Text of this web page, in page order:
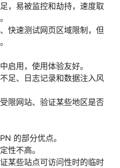
，易被监控和劫持，速度取
快速测试网页区域限制，但
启用，使用体验友好。
足、日志记录和数据注入风
限网站、验证某些地区是否
的部分优点。
性不高。
某些站点可访问性时的临时